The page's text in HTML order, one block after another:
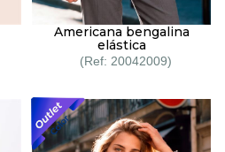
Americana bengalina
elástica
20042009